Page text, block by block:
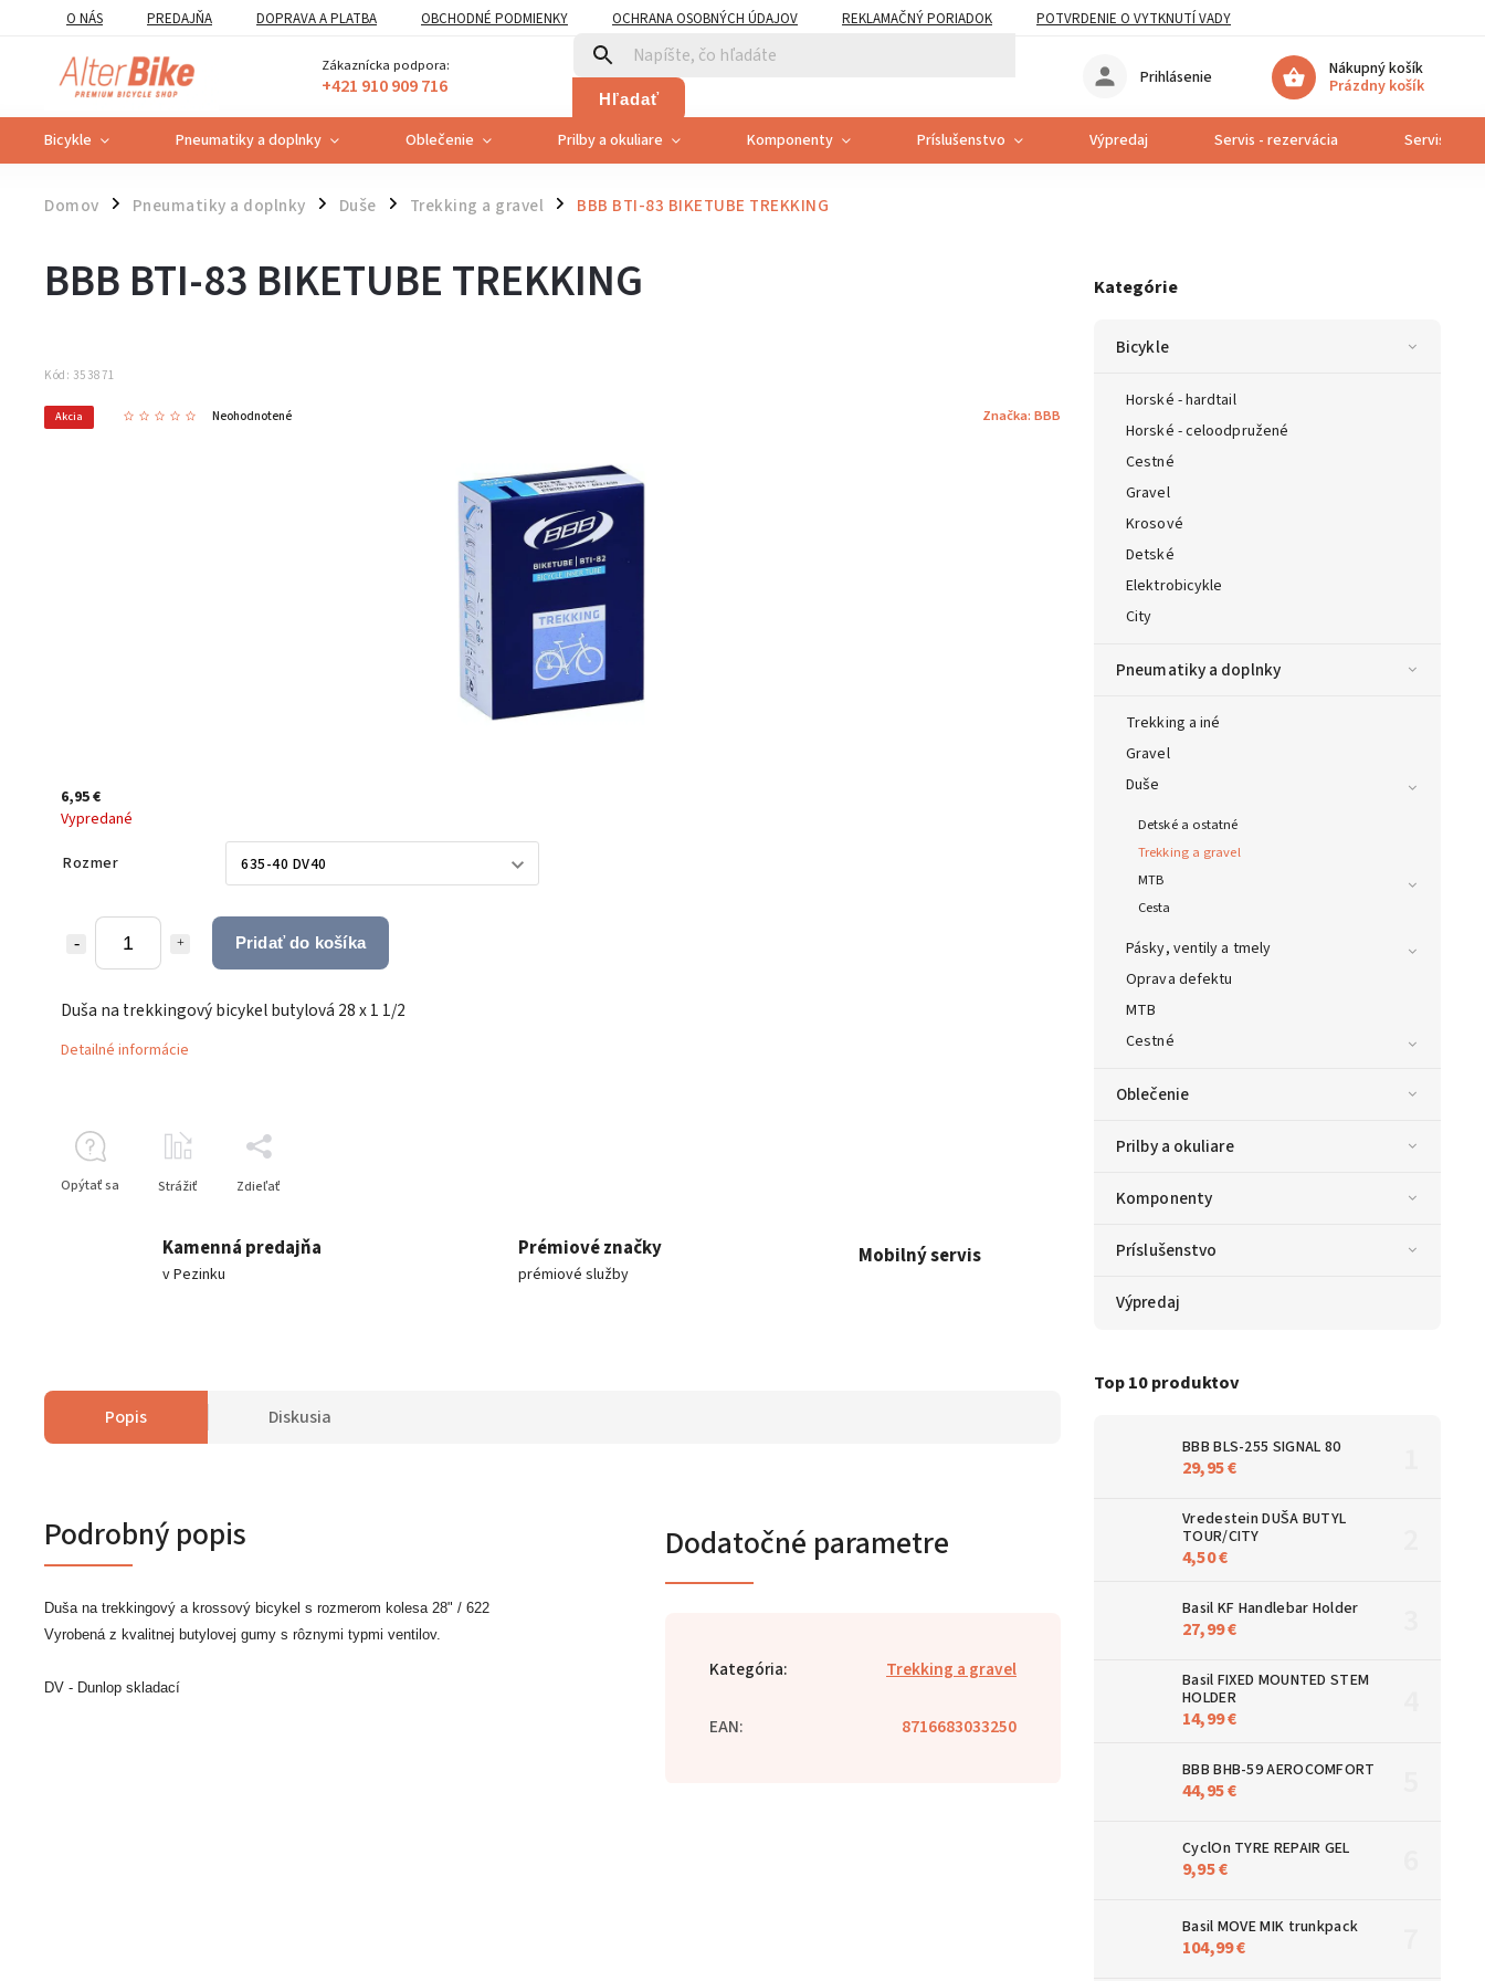
O NÁS PREDAJŇA DOPRAVA A PLATBA OBCHODNÉ PODMIENKY OCHRANA OSOBNÝCH ÚDAJOV REKLAMAČNÝ PORIADOK
POTVRDENIE O VYTKNUTÍ VADY
POUČENIE O UPLATNENÍ PRÁVA SPOTREBITEĽA NA ODSTÚPENIE
Zákaznícka podpora:
+421 910 909 716 Hľadať
Nákupný košík
Prázdny košík
Prihlásenie
Bicykle Pneumatiky a doplnky Oblečenie Prilby a okuliare Komponenty Príslušenstvo Výpredaj Servis - rezervácia Servis
Domov / Pneumatiky a doplnky / Duše / Trekking a gravel / BBB BTI-83 BIKETUBE TREKKING
Kategórie
Bicykle
Horské - hardtail
Horské - celoodpružené
Cestné
Gravel
Krosové
Detské
Elektrobicykle
City
Pneumatiky a doplnky
Trekking a iné
Gravel
Duše
Detské a ostatné
Trekking a gravel
MTB
Cesta
Pásky, ventily a tmely
Oprava defektu
MTB
Cestné
Oblečenie
Prilby a okuliare
Komponenty
Príslušenstvo
Výpredaj
Top 10 produktov
BBB BLS-255 SIGNAL 80
29,95 €
Vredestein DUŠA BUTYL
TOUR/CITY
4,50 €
Basil KF Handlebar Holder
27,99 €
Basil FIXED MOUNTED STEM
HOLDER
14,99 €
BBB BHB-59 AEROCOMFORT
44,95 €
CyclOn TYRE REPAIR GEL
9,95 €
Basil MOVE MIK trunkpack
104,99 €
BBB BTI-83 BIKETUBE TREKKING
Kód: 353871
Akcia Neohodnotené Značka: BBB
6,95 €
Vypredané
Rozmer
Pridať do košíka
Duša na trekkingový bicykel butylová 28 x 1 1/2
Detailné informácie
Opýtať sa Strážiť Zdieľať
Kamenná predajňa
v Pezinku
Prémiové značky
prémiové služby
Mobilný servis
Popis Diskusia
Podrobný popis
Duša na trekkingový a krossový bicykel s rozmerom kolesa 28" / 622
Vyrobená z kvalitnej butylovej gumy s rôznymi typmi ventilov.
DV - Dunlop skladací
Dodatočné parametre
Kategória: Trekking a gravel
EAN: 8716683033250